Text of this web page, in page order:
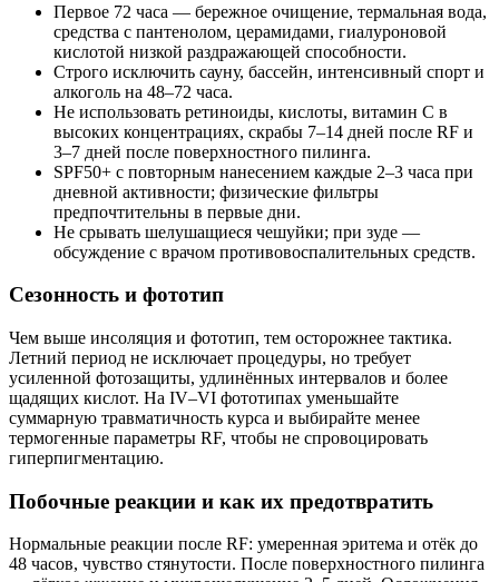
Первое 72 часа — бережное очищение, термальная вода,
средства с пантенолом, церамидами, гиалуроновой
кислотой низкой раздражающей способности.
Строго исключить сауну, бассейн, интенсивный спорт и
алкоголь на 48–72 часа.
Не использовать ретиноиды, кислоты, витамин C в
высоких концентрациях, скрабы 7–14 дней после RF и
3–7 дней после поверхностного пилинга.
SPF50+ с повторным нанесением каждые 2–3 часа при
дневной активности; физические фильтры
предпочтительны в первые дни.
Не срывать шелушащиеся чешуйки; при зуде —
обсуждение с врачом противовоспалительных средств.
Сезонность и фототип
Чем выше инсоляция и фототип, тем осторожнее тактика.
Летний период не исключает процедуры, но требует
усиленной фотозащиты, удлинённых интервалов и более
щадящих кислот. На IV–VI фототипах уменьшайте
суммарную травматичность курса и выбирайте менее
термогенные параметры RF, чтобы не спровоцировать
гиперпигментацию.
Побочные реакции и как их предотвратить
Нормальные реакции после RF: умеренная эритема и отёк до
48 часов, чувство стянутости. После поверхностного пилинга